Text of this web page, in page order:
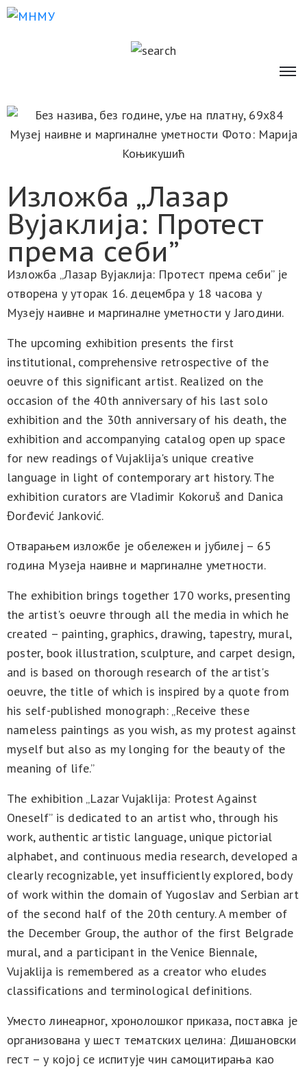
Изложба „Лазар
Вујаклија: Протест
према себи”
Изложба „Лазар Вујаклија: Протест према себи” је
отворена у уторак 16. децембра у 18 часова у
Музеју наивне и маргиналне уметности у Јагодини.
The upcoming exhibition presents the first
institutional, comprehensive retrospective of the
oeuvre of this significant artist. Realized on the
occasion of the 40th anniversary of his last solo
exhibition and the 30th anniversary of his death, the
exhibition and accompanying catalog open up space
for new readings of Vujaklija's unique creative
language in light of contemporary art history. The
exhibition curators are Vladimir Kokoruš and Danica
Đorđević Janković.
Отварањем изложбе је обележен и јубилеј – 65
година Музеја наивне и маргиналне уметности.
The exhibition brings together 170 works, presenting
the artist's oeuvre through all the media in which he
created – painting, graphics, drawing, tapestry, mural,
poster, book illustration, sculpture, and carpet design,
and is based on thorough research of the artist's
oeuvre, the title of which is inspired by a quote from
his self-published monograph: „Receive these
nameless paintings as you wish, as my protest against
myself but also as my longing for the beauty of the
meaning of life.”
The exhibition „Lazar Vujaklija: Protest Against
Oneself” is dedicated to an artist who, through his
work, authentic artistic language, unique pictorial
alphabet, and continuous media research, developed a
clearly recognizable, yet insufficiently explored, body
of work within the domain of Yugoslav and Serbian art
of the second half of the 20th century. A member of
the December Group, the author of the first Belgrade
mural, and a participant in the Venice Biennale,
Vujaklija is remembered as a creator who eludes
classifications and terminological definitions.
Уместо линеарног, хронолошког приказа, поставка је
организована у шест тематских целина: Дишановски
гест – у којој се испитује чин самоцитирања као